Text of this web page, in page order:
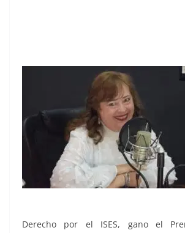
Derecho por el ISES, gano el